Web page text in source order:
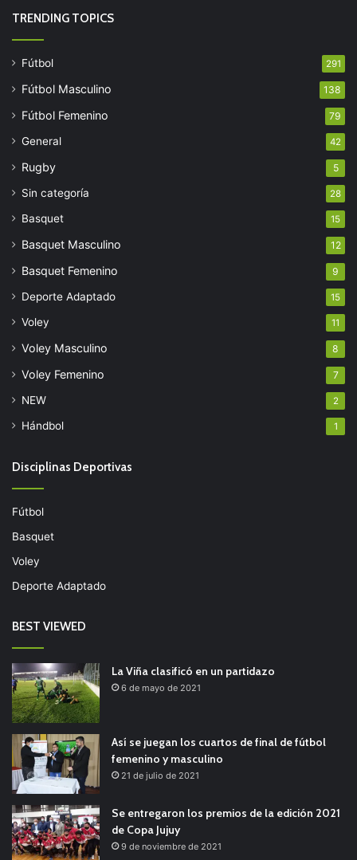
TRENDING TOPICS
Fútbol 291
Fútbol Masculino 138
Fútbol Femenino 79
General 42
Rugby 5
Sin categoría 28
Basquet 15
Basquet Masculino 12
Basquet Femenino 9
Deporte Adaptado 15
Voley 11
Voley Masculino 8
Voley Femenino 7
NEW 2
Hándbol 1
Disciplinas Deportivas
Fútbol
Basquet
Voley
Deporte Adaptado
BEST VIEWED
La Viña clasificó en un partidazo
6 de mayo de 2021
Así se juegan los cuartos de final de fútbol
femenino y masculino
21 de julio de 2021
Se entregaron los premios de la edición 2021
de Copa Jujuy
9 de noviembre de 2021